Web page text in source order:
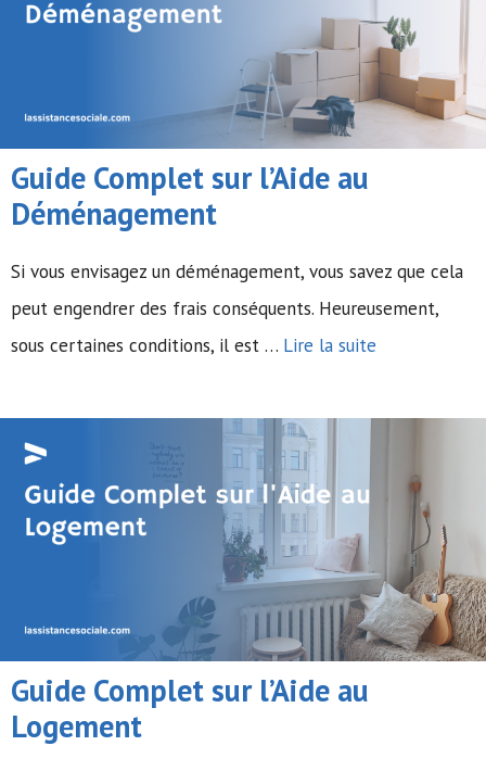
Guide Complet sur l’Aide au
Déménagement
Si vous envisagez un déménagement, vous savez que cela
peut engendrer des frais conséquents. Heureusement,
sous certaines conditions, il est … Lire la suite
Guide Complet sur l’Aide au
Logement